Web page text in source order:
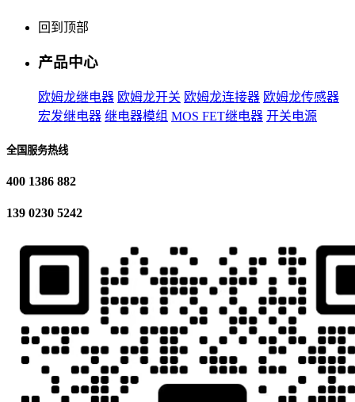
回到顶部
产品中心
欧姆龙继电器 欧姆龙开关 欧姆龙连接器 欧姆龙传感器
宏发继电器 继电器模组 MOS FET继电器 开关电源
全国服务热线
400 1386 882
139 0230 5242